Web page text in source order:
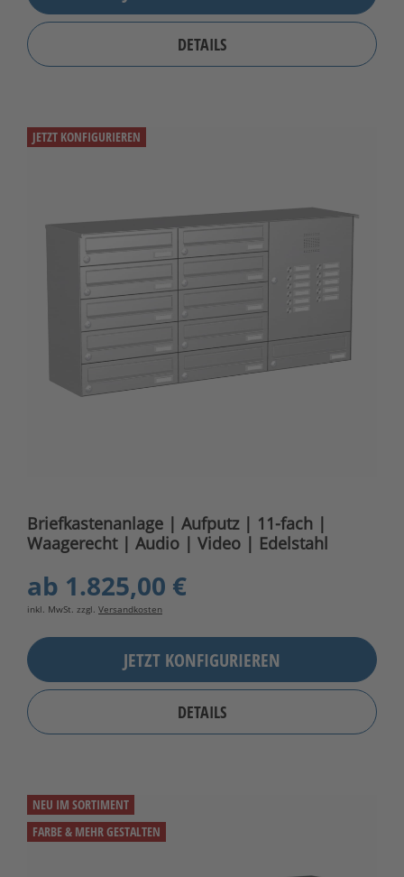
DETAILS
JETZT KONFIGURIEREN
Briefkastenanlage | Aufputz | 11-fach |
Waagerecht | Audio | Video | Edelstahl
ab 1.825,00 €
inkl. MwSt. zzgl. Versandkosten
JETZT KONFIGURIEREN
DETAILS
NEU IM SORTIMENT
FARBE & MEHR GESTALTEN